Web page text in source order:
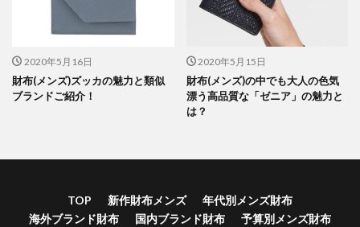
2020年5月16日
財布(メンズ)ズッカの魅力と類似
ブランドご紹介！
2020年5月15日
財布(メンズ)の中でも大人の色気
漂う高品質な「ゼニア」の魅力と
は？
TOP 新作財布メンズ
年代別メンズ財布
海外ブランド財布
国内ブランド財布 予算別メンズ財布